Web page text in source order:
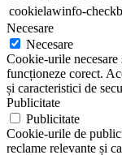
cookielawinfo-
Necesare
Necesare
Cookie-urile necesare
funcționeze corect.
și caracteristici de
Publicitate
Publicitate
Cookie-urile de
reclame relevante și